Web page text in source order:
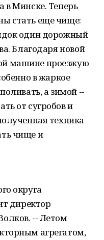
в Минске. Теперь
стать еще чище:
один дорожный
Благодаря новой
машине проезжую
в жаркое
а зимой --
от сугробов и
техника
чище и
округа
директор
-- Летом
агрегатом,